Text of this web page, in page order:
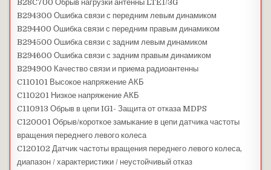
B28C700 Обрыв нагрузки антенны LTE1/3G
B294300 Ошибка связи с передним левым динамиком
B294400 Ошибка связи с передним правым динамиком
B294500 Ошибка связи с задним левым динамиком
B294600 Ошибка связи с задним правым динамиком
B294900 Качество связи и приема радиоантенны
C110101 Высокое напряжение АКБ
C110201 Низкое напряжение АКБ
C110913 Обрыв в цепи IG1- Защита от отказа MDPS
C120001 Обрыв/короткое замыкание в цепи датчика частоты
вращения переднего левого колеса
C120102 Датчик частоты вращения переднего левого колеса,
диапазон / характеристики / неустойчивый отказ